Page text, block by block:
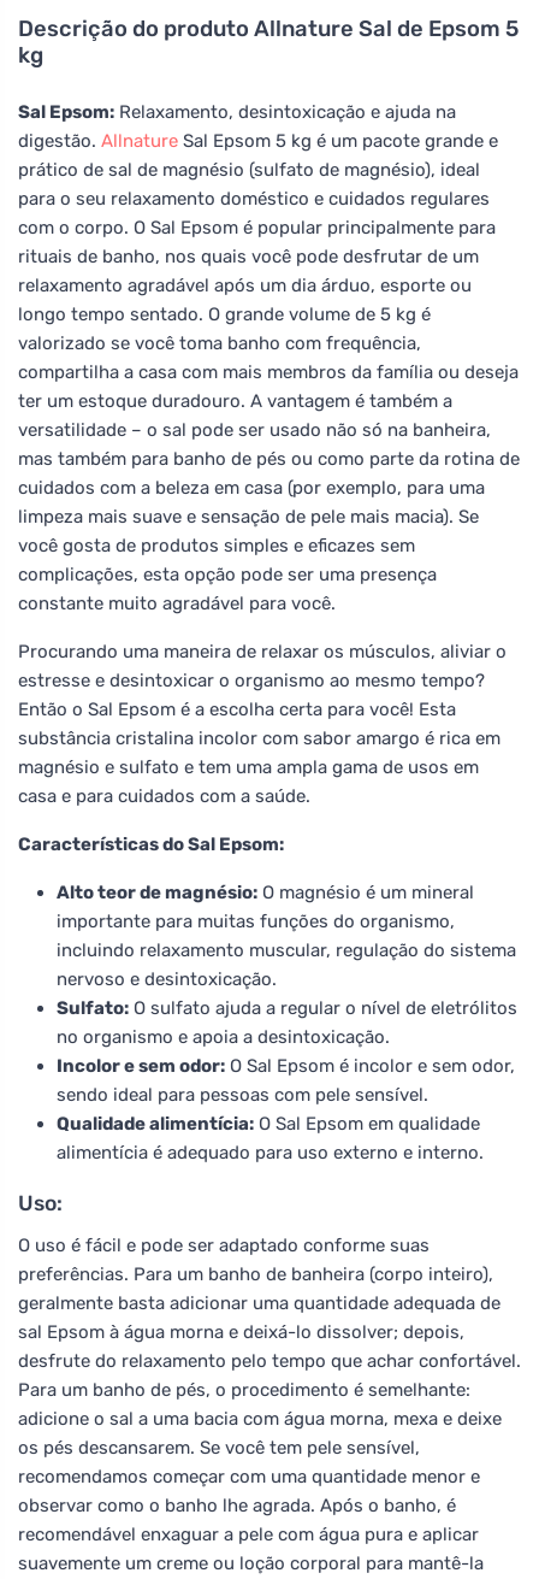
Descrição do produto Allnature Sal de Epsom 5
kg
Sal Epsom: Relaxamento, desintoxicação e ajuda na
digestão. Allnature Sal Epsom 5 kg é um pacote grande e
prático de sal de magnésio (sulfato de magnésio), ideal
para o seu relaxamento doméstico e cuidados regulares
com o corpo. O Sal Epsom é popular principalmente para
rituais de banho, nos quais você pode desfrutar de um
relaxamento agradável após um dia árduo, esporte ou
longo tempo sentado. O grande volume de 5 kg é
valorizado se você toma banho com frequência,
compartilha a casa com mais membros da família ou deseja
ter um estoque duradouro. A vantagem é também a
versatilidade – o sal pode ser usado não só na banheira,
mas também para banho de pés ou como parte da rotina de
cuidados com a beleza em casa (por exemplo, para uma
limpeza mais suave e sensação de pele mais macia). Se
você gosta de produtos simples e eficazes sem
complicações, esta opção pode ser uma presença
constante muito agradável para você.
Procurando uma maneira de relaxar os músculos, aliviar o
estresse e desintoxicar o organismo ao mesmo tempo?
Então o Sal Epsom é a escolha certa para você! Esta
substância cristalina incolor com sabor amargo é rica em
magnésio e sulfato e tem uma ampla gama de usos em
casa e para cuidados com a saúde.
Características do Sal Epsom:
Alto teor de magnésio: O magnésio é um mineral
importante para muitas funções do organismo,
incluindo relaxamento muscular, regulação do sistema
nervoso e desintoxicação.
Sulfato: O sulfato ajuda a regular o nível de eletrólitos
no organismo e apoia a desintoxicação.
Incolor e sem odor: O Sal Epsom é incolor e sem odor,
sendo ideal para pessoas com pele sensível.
Qualidade alimentícia: O Sal Epsom em qualidade
alimentícia é adequado para uso externo e interno.
Uso:
O uso é fácil e pode ser adaptado conforme suas
preferências. Para um banho de banheira (corpo inteiro),
geralmente basta adicionar uma quantidade adequada de
sal Epsom à água morna e deixá-lo dissolver; depois,
desfrute do relaxamento pelo tempo que achar confortável.
Para um banho de pés, o procedimento é semelhante:
adicione o sal a uma bacia com água morna, mexa e deixe
os pés descansarem. Se você tem pele sensível,
recomendamos começar com uma quantidade menor e
observar como o banho lhe agrada. Após o banho, é
recomendável enxaguar a pele com água pura e aplicar
suavemente um creme ou loção corporal para mantê-la